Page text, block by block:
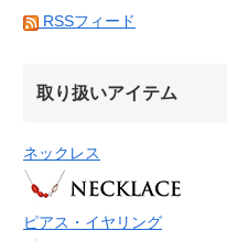
RSSフィード
取り扱いアイテム
ネックレス
ピアス・イヤリング